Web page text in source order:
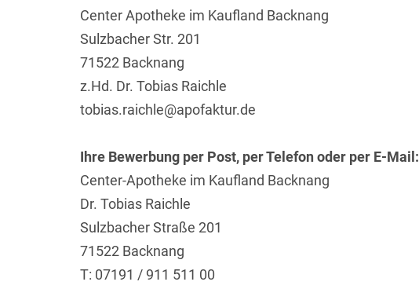
Center Apotheke im Kaufland Backnang
Sulzbacher Str. 201
71522 Backnang
z.Hd. Dr. Tobias Raichle
tobias.raichle@apofaktur.de
Ihre Bewerbung per Post, per Telefon oder per E-Mail:
Center-Apotheke im Kaufland Backnang
Dr. Tobias Raichle
Sulzbacher Straße 201
71522 Backnang
T: 07191 / 911 511 00